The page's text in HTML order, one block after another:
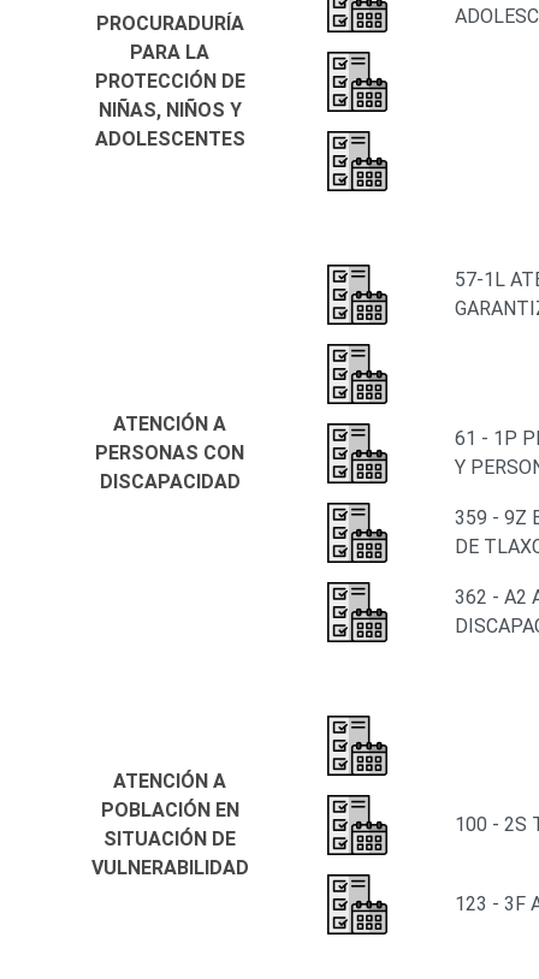
PROCURADURÍA
PARA LA
PROTECCIÓN DE
NIÑAS, NIÑOS Y
ADOLESCENTES
ATENCIÓN A
PERSONAS CON
DISCAPACIDAD
57-1L
61 - 1P
Y
359 - 9Z
DE
362 - A2
ATENCIÓN A
POBLACIÓN EN
SITUACIÓN DE
VULNERABILIDAD
100 - 2S
123 - 3F